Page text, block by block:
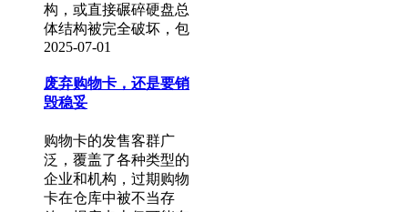
构，或直接碾碎硬盘总
体结构被完全破坏，包
2025-07-01
废弃购物卡，还是要销
毁稳妥
购物卡的发售客群广
泛，覆盖了各种类型的
企业和机构，过期购物
卡在仓库中被不当存